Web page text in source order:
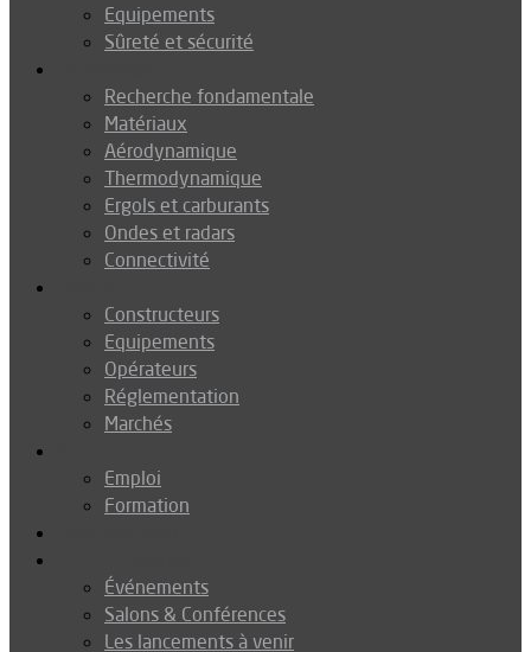
Equipements
Sûreté et sécurité
Recherche fondamentale
Matériaux
Aérodynamique
Thermodynamique
Ergols et carburants
Ondes et radars
Connectivité
Constructeurs
Equipements
Opérateurs
Réglementation
Marchés
Emploi
Formation
Événements
Salons & Conférences
Les lancements à venir